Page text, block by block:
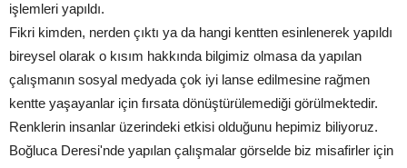
işlemleri yapıldı.
Fikri kimden, nerden çıktı ya da hangi kentten esinlenerek yapıldı
bireysel olarak o kısım hakkında bilgimiz olmasa da yapılan
çalışmanın sosyal medyada çok iyi lanse edilmesine rağmen
kentte yaşayanlar için fırsata dönüştürülemediği görülmektedir.
Renklerin insanlar üzerindeki etkisi olduğunu hepimiz biliyoruz.
Boğluca Deresi'nde yapılan çalışmalar görselde biz misafirler için